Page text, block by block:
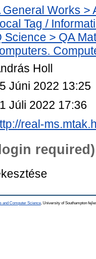
General Works >
Tag /
Science > QA
Holl
Júni 2022 13:25
Júli 2022 17:36
real-
required)
and Computer Science , University of Southampton